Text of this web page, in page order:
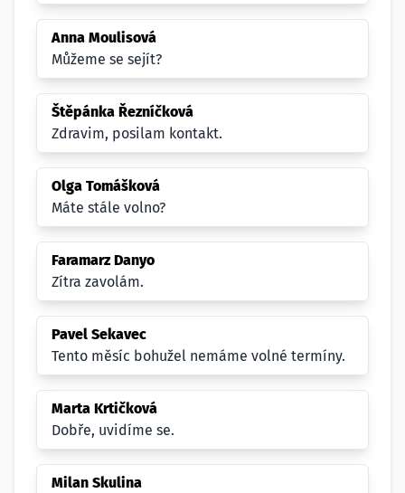
Anna Moulisová
Můžeme se sejít?
Štěpánka Řezníčková
Zdravim, posilam kontakt.
Olga Tomášková
Máte stále volno?
Faramarz Danyo
Zítra zavolám.
Pavel Sekavec
Tento měsíc bohužel nemáme volné termíny.
Marta Krtičková
Dobře, uvidíme se.
Milan Skulina